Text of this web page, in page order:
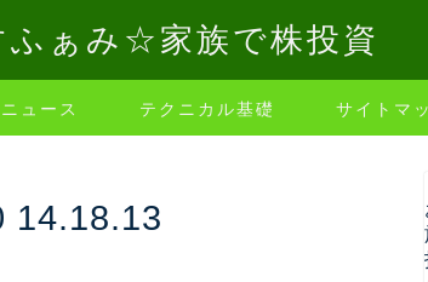
ふぁみ☆家族で株投資
ュース テクニカル基礎 サイトマ
14.18.13